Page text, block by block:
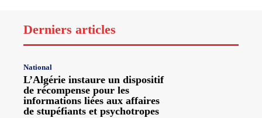
Derniers articles
National
L’Algérie instaure un dispositif
de récompense pour les
informations liées aux affaires
de stupéfiants et psychotropes